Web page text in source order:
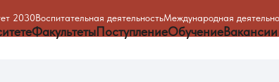
2030Воспитательная деятельностьМеждународная
ФакультетыПоступлениеОбучениеВакансии